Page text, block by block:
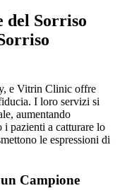
del Sorriso
e Vitrin Clinic offre
I loro servizi si
aumentando
i pazienti a catturare lo
le espressioni di
Campione